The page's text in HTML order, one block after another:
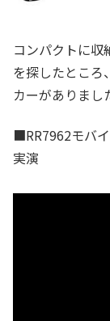
コンパクトに収
を探したところ
カーがありまし
■RR7962モバ
実演